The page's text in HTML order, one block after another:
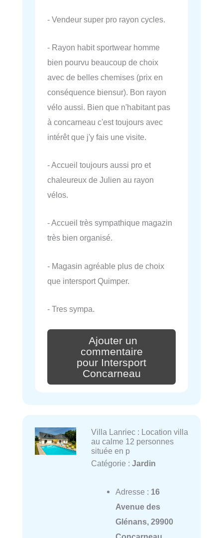
- Vendeur super pro rayon cycles.
- Rayon habit sportwear homme
bien pourvu beaucoup de choix
avec de belles chemises (prix en
conséquence biensur). Bon rayon
vélo aussi. Bien que n'habitant pas
à concarneau c'est toujours avec
intérêt que j'y fais une visite.
- Accueil toujours aussi pro et
chaleureux de Julien au rayon
vélos.
- Accueil très sympathique magazin
très bien organisé.
- Magasin agréable plus de choix
que intersport Quimper.
- Tres sympa.
Ajouter un
commentaire
pour Intersport
Concarneau
Villa Lanriec : Location villa
au calme 12 personnes
située en p
Catégorie : Jardin
Adresse : 16
Avenue des
Glénans, 29900